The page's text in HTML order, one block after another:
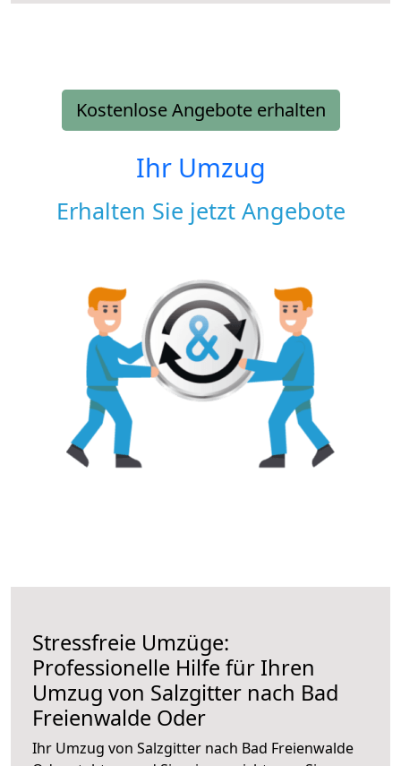
Kostenlose Angebote erhalten
Ihr Umzug
Erhalten Sie jetzt Angebote
Stressfreie Umzüge:
Professionelle Hilfe für Ihren
Umzug von Salzgitter nach Bad
Freienwalde Oder
Ihr Umzug von Salzgitter nach Bad Freienwalde